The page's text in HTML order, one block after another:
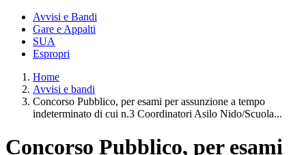
Avvisi e Bandi
Gare e Appalti
SUA
Espropri
Home
Avvisi e bandi
Concorso Pubblico, per esami per assunzione a tempo
indeterminato di cui n.3 Coordinatori Asilo Nido/Scuola...
Concorso Pubblico, per esami